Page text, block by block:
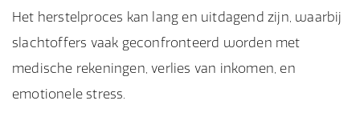
Het herstelproces kan lang en uitdagend zijn, waarbij
slachtoffers vaak geconfronteerd worden met
medische rekeningen, verlies van inkomen, en
emotionele stress.